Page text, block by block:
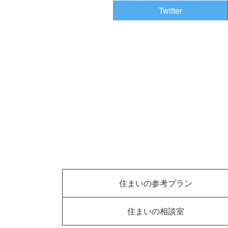
Twitter
住まいの参考プラン
住まいの相談室